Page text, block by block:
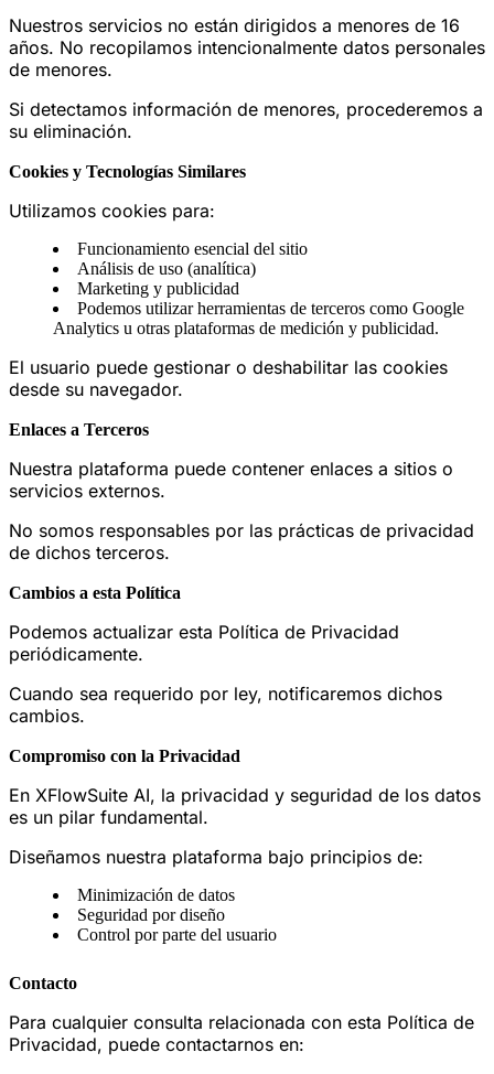
Nuestros servicios no están dirigidos a menores de 16
años. No recopilamos intencionalmente datos personales
de menores.
Si detectamos información de menores, procederemos a
su eliminación.
Cookies y Tecnologías Similares
Utilizamos cookies para:
Funcionamiento esencial del sitio
Análisis de uso (analítica)
Marketing y publicidad
Podemos utilizar herramientas de terceros como Google
Analytics u otras plataformas de medición y publicidad.
El usuario puede gestionar o deshabilitar las cookies
desde su navegador.
Enlaces a Terceros
Nuestra plataforma puede contener enlaces a sitios o
servicios externos.
No somos responsables por las prácticas de privacidad
de dichos terceros.
Cambios a esta Política
Podemos actualizar esta Política de Privacidad
periódicamente.
Cuando sea requerido por ley, notificaremos dichos
cambios.
Compromiso con la Privacidad
En XFlowSuite AI, la privacidad y seguridad de los datos
es un pilar fundamental.
Diseñamos nuestra plataforma bajo principios de:
Minimización de datos
Seguridad por diseño
Control por parte del usuario
Contacto
Para cualquier consulta relacionada con esta Política de
Privacidad, puede contactarnos en: